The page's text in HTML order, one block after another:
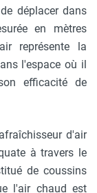
déplacer dans
en mètres
représente la
l'espace où il
efficacité de
d'air
à travers le
de coussins
l'air chaud est